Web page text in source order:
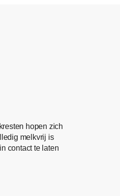
hopen zich
melkvrij is
contact te laten